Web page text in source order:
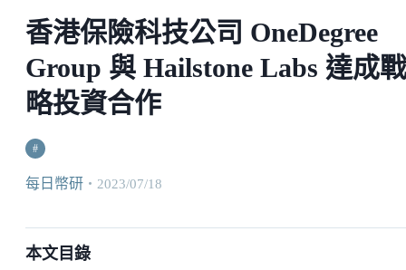
香港保險科技公司 OneDegree
Group 與 Hailstone Labs 達成戰
略投資合作
#
每日幣研 ・ 2023/07/18
本文目錄